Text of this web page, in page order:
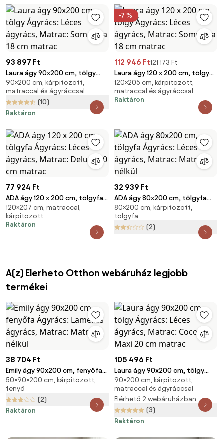
93 897 Ft
Laura ágy 90x200 cm, tölgy
Ágyrács: Léces ágyrács,
Matrac: Sommera 18 cm matrac
90×200 cm, kárpitozott,
matraccal és ágyráccsal
(10)
Raktáron
-7 %
112 946 Ft121 173 Ft
Laura ágy 120 x 200 cm, tölgy
Ágyrács: Léces ágyrács,
Matrac: Sommera 18 cm matrac
120×205 cm, kárpitozott,
matraccal és ágyráccsal
Raktáron
77 924 Ft
ADA ágy 120 x 200 cm, tölgyfa
Ágyrács: Léces ágyrács,
Matrac: Deluxe 10 cm matrac
120×207 cm, matraccal,
kárpitozott
Raktáron
32 939 Ft
ADA ágy 80x200 cm, tölgyfa
Ágyrács: Léces ágyrács,
Matrac: Matrac nélkül
80×200 cm, kárpitozott,
tölgyfa
(2)
A(z) Elerheto Otthon webáruház legjobb
termékei
38 704 Ft
Emily ágy 90x200 cm, fenyőfa
Ágyrács: Lamellás ágyrács,
Matrac: Matrac nélkül
50×90×200 cm, kárpitozott,
fenyő
(2)
Raktáron
105 496 Ft
Laura ágy 90x200 cm, tölgy
Ágyrács: Léces ágyrács,
Matrac: Coco Maxi 20 cm
matrac
90×200 cm, kárpitozott,
matraccal és ágyráccsal
Elérhető 2 webáruházban
(3)
Raktáron